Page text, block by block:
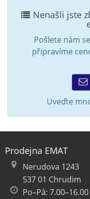
Nenašli jste
Pošlete nám
připravíme
Uveďte
Prodejna EMAT
Nerudova 1243
537 01 Chrudim
Po–Pá: 7.00–16.00